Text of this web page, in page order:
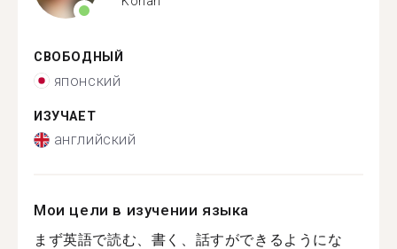
СВОБОДНЫЙ
японский
ИЗУЧАЕТ
английский
Мои цели в изучении языка
まず英語で読む、書く、話すができるようにな